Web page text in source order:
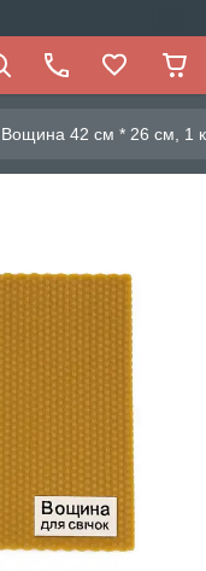
Вощина 42 см * 26 см, 1